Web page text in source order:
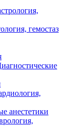
гемостаз
анестетики